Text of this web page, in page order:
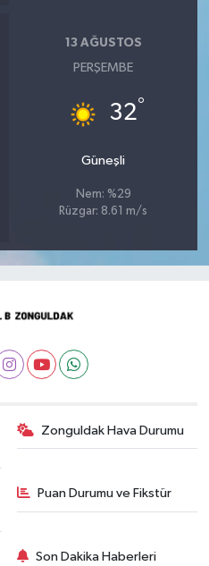
13 AĞUSTOS
PERŞEMBE
32°
Güneşli
Nem: %29
Rüzgar: 8.61 m/s
Zonguldak Hava Durumu
Puan Durumu ve Fikstür
Son Dakika Haberleri